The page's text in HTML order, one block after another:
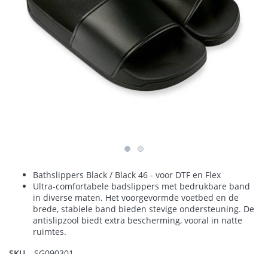
Bathslippers Black / Black 46 - voor DTF en Flex
Ultra-comfortabele badslippers met bedrukbare band
in diverse maten. Het voorgevormde voetbed en de
brede, stabiele band bieden stevige ondersteuning. De
antislipzool biedt extra bescherming, vooral in natte
ruimtes.